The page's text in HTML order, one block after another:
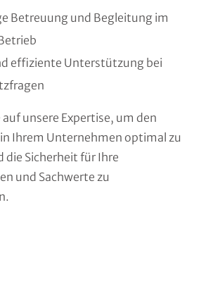
Betreuung und Begleitung im
effiziente Unterstützung bei
auf unsere Expertise, um den
Ihrem Unternehmen optimal zu
die Sicherheit für Ihre
und Sachwerte zu